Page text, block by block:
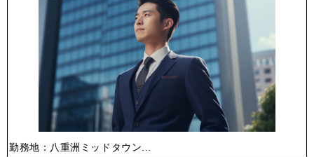
勤務地：八重洲ミッドタウン...